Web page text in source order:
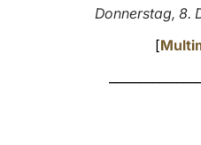
Donnerstag, 8.
[